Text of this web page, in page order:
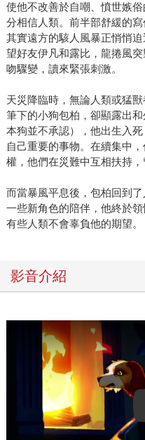
使他不改善於自嘲、憤世嫉
分相信人類。前半部舒緩的
其實遠方的駭人風暴正悄悄
望好友伊凡和露比，龍捲風
吻驟變，讀來緊張刺激。
天災降臨時，無論人類或猛
筆下的小狗包柏，卻顯露出
本狗並不承認），他出生入
自己重要的事物。在續集中
權，他們在災難中互相扶持，
而當暴風平息後，包柏回到
一些新角色的陪伴，他終於
有些人類不會辜負他的期望。
影音介紹